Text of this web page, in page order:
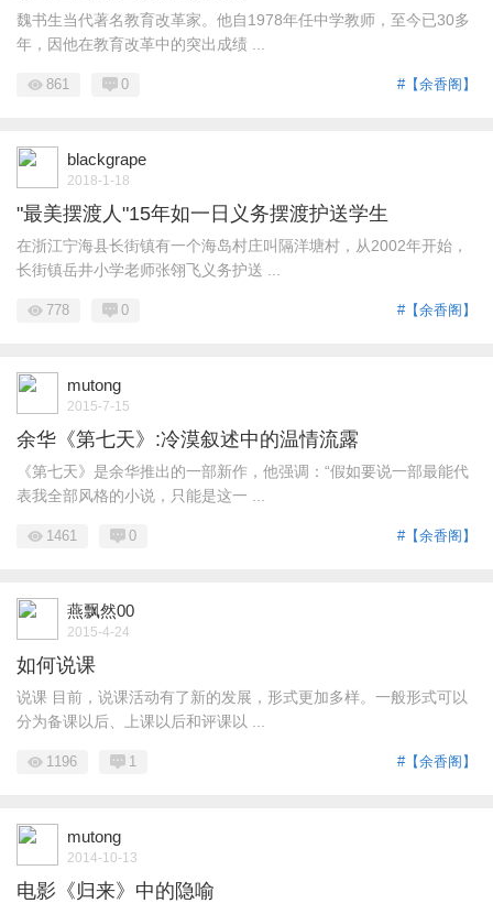
魏书生当代著名教育改革家。他自1978年任中学教师，至今已30多
年，因他在教育改革中的突出成绩 ...
#【余香阁】
861 0
blackgrape
2018-1-18
"最美摆渡人"15年如一日义务摆渡护送学生
在浙江宁海县长街镇有一个海岛村庄叫隔洋塘村，从2002年开始，
长街镇岳井小学老师张翎飞义务护送 ...
#【余香阁】
778 0
mutong
2015-7-15
余华《第七天》:冷漠叙述中的温情流露
《第七天》是余华推出的一部新作，他强调：“假如要说一部最能代
表我全部风格的小说，只能是这一 ...
#【余香阁】
1461 0
燕飘然00
2015-4-24
如何说课
说课 目前，说课活动有了新的发展，形式更加多样。一般形式可以
分为备课以后、上课以后和评课以 ...
#【余香阁】
1196 1
mutong
2014-10-13
电影《归来》中的隐喻